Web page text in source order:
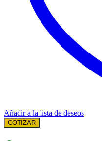
Añadir a la lista de deseos
COTIZAR